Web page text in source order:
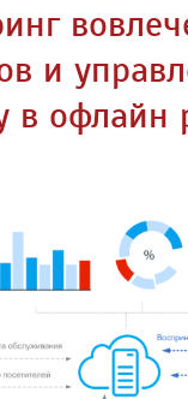
и
в офлайн